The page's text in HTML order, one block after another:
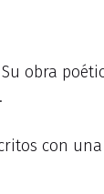
obra
con